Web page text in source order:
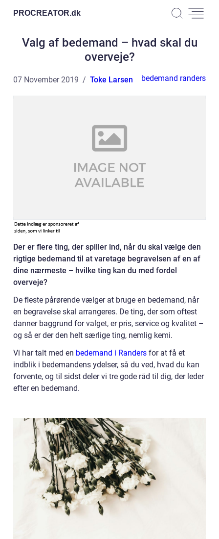
PROCREATOR.dk
Valg af bedemand – hvad skal du
overveje?
07 November 2019 Toke Larsen bedemand randers
Der er flere ting, der spiller ind, når du skal vælge den
rigtige bedemand til at varetage begravelsen af en af
dine nærmeste – hvilke ting kan du med fordel
overveje?
De fleste pårørende vælger at bruge en bedemand, når
en begravelse skal arrangeres. De ting, der som oftest
danner baggrund for valget, er pris, service og kvalitet –
og så er der den helt særlige ting, nemlig kemi.
Vi har talt med en bedemand i Randers for at få et
indblik i bedemandens ydelser, så du ved, hvad du kan
forvente, og til sidst deler vi tre gode råd til dig, der leder
efter en bedemand.